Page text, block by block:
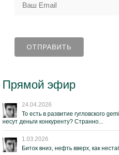
Прямой эфир
24.04.2026
То есть в развитие гугловского
несут деньги конкуренту? Странно...
1.03.2026
Биток вниз, нефть вверх, как